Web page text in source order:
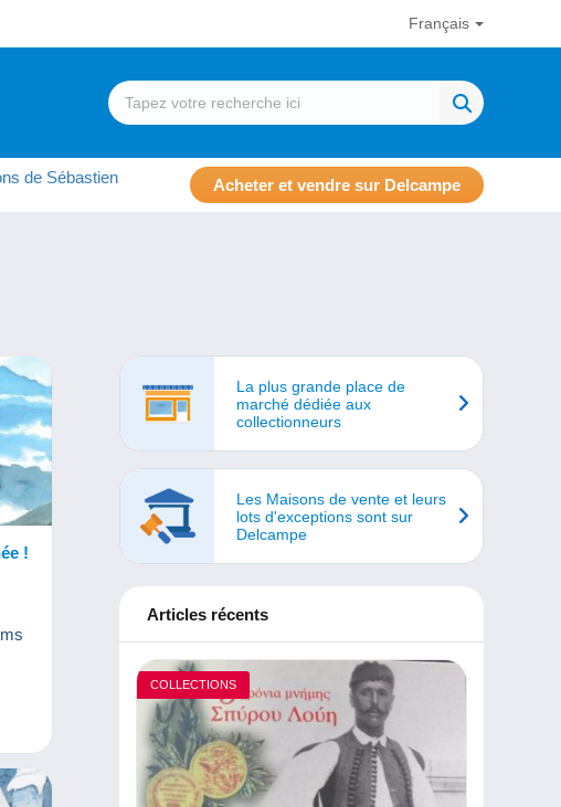
Français
de Sébastien
Acheter et vendre sur Delcampe
!
La plus grande place de
marché dédiée aux
collectionneurs
Les Maisons de vente et leurs
lots d'exceptions sont sur
Delcampe
Articles récents
COLLECTIONS